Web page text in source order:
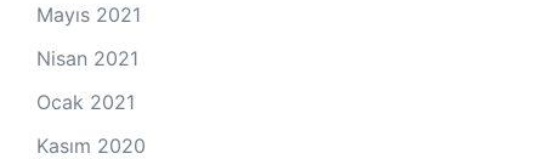
Mayıs 2021
Nisan 2021
Ocak 2021
Kasım 2020